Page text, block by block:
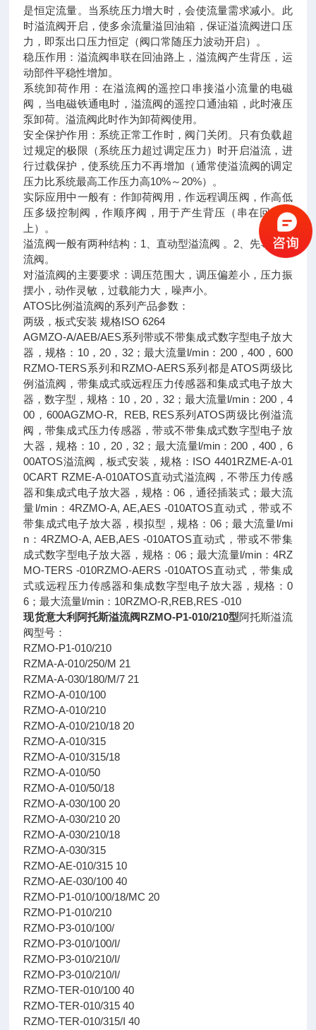
是恒定流量。当系统压力增大时，会使流量需求减小。此
时溢流阀开启，使多余流量溢回油箱，保证溢流阀进口压
力，即泵出口压力恒定（阀口常随压力波动开启）。
稳压作用：溢流阀串联在回油路上，溢流阀产生背压，运
动部件平稳性增加。
系统卸荷作用：在溢流阀的遥控口串接溢小流量的电磁
阀，当电磁铁通电时，溢流阀的遥控口通油箱，此时液压
泵卸荷。溢流阀此时作为卸荷阀使用。
安全保护作用：系统正常工作时，阀门关闭。只有负载超
过规定的极限（系统压力超过调定压力）时开启溢流，进
行过载保护，使系统压力不再增加（通常使溢流阀的调定
压力比系统最高工作压力高10%～20%）。
实际应用中一般有：作卸荷阀用，作远程调压阀，作高低
压多级控制阀，作顺序阀，用于产生背压（串在回油路
上）。
溢流阀一般有两种结构：1、直动型溢流阀 。2、先导式溢
流阀。
对溢流阀的主要要求：调压范围大，调压偏差小，压力振
摆小，动作灵敏，过载能力大，噪声小。
ATOS比例溢流阀的系列产品参数：
两级，板式安装 规格ISO 6264
AGMZO-A/AEB/AES系列带或不带集成式数字型电子放大
器，规格：10，20，32；最大流量l/min：200，400，600
RZMO-TERS系列和RZMO-AERS系列都是ATOS两级比
例溢流阀，带集成式或远程压力传感器和集成式电子放大
器，数字型，规格：10，20，32；最大流量l/min：200，4
00，600AGZMO-R, REB, RES系列ATOS两级比例溢流
阀，带集成式压力传感器，带或不带集成式数字型电子放
大器，规格：10，20，32；最大流量l/min：200，400，6
00ATOS溢流阀，板式安装，规格：ISO 4401RZME-A-01
0CART RZME-A-010ATOS直动式溢流阀，不带压力传感
器和集成式电子放大器，规格：06，通径插装式；最大流
量l/min：4RZMO-A, AE,AES -010ATOS直动式，带或不
带集成式电子放大器，模拟型，规格：06；最大流量l/mi
n：4RZMO-A, AEB,AES -010ATOS直动式，带或不带集
成式数字型电子放大器，规格：06；最大流量l/min：4RZ
MO-TERS -010RZMO-AERS -010ATOS直动式，带集成
式或远程压力传感器和集成数字型电子放大器，规格：0
6；最大流量l/min：10RZMO-R,REB,RES -010
现货意大利阿托斯溢流阀RZMO-P1-010/210型阿托斯溢流
阀型号：
RZMO-P1-010/210
RZMA-A-010/250/M 21
RZMA-A-030/180/M/7 21
RZMO-A-010/100
RZMO-A-010/210
RZMO-A-010/210/18 20
RZMO-A-010/315
RZMO-A-010/315/18
RZMO-A-010/50
RZMO-A-010/50/18
RZMO-A-030/100 20
RZMO-A-030/210 20
RZMO-A-030/210/18
RZMO-A-030/315
RZMO-AE-010/315 10
RZMO-AE-030/100 40
RZMO-P1-010/100/18/MC 20
RZMO-P1-010/210
RZMO-P3-010/100/
RZMO-P3-010/100/I/
RZMO-P3-010/210/I/
RZMO-P3-010/210/I/
RZMO-TER-010/100 40
RZMO-TER-010/315 40
RZMO-TER-010/315/I 40